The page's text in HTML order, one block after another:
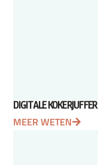
DIGITALE KOKERJUFFER
MEER WETEN